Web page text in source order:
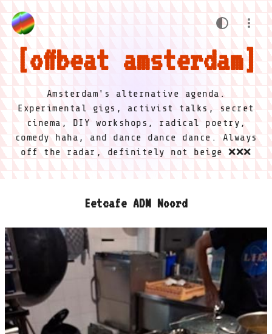
offbeat amsterdam
Amsterdam's alternative agenda.
Experimental gigs, activist talks, secret
cinema, DIY workshops, radical poetry,
comedy haha, and dance dance dance. Always
off the radar, definitely not beige ❌❌❌
Eetcafe ADM Noord